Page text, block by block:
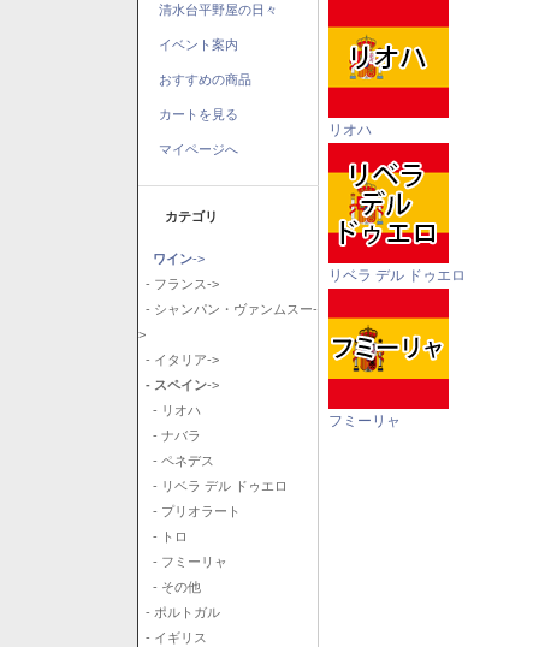
清水台平野屋の日々
イベント案内
おすすめの商品
カートを見る
マイページへ
カテゴリ
ワイン->
- フランス->
- シャンパン・ヴァンムスー-
>
- イタリア->
- スペイン->
- リオハ
- ナバラ
- ペネデス
- リベラ デル ドゥエロ
- プリオラート
- トロ
- フミーリャ
- その他
- ポルトガル
- イギリス
リオハ
リベラ デル ドゥエロ
フミーリャ